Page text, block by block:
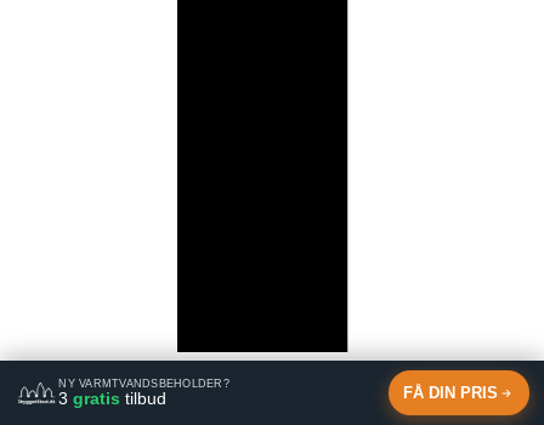
NY VARMTVANDSBEHOLDER?
3gratis tilbud FÅ DIN PRIS
Twitter